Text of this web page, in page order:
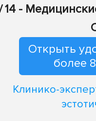
14 -
Открыть
более
Клинико-